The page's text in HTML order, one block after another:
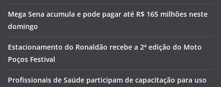
Mega Sena acumula e pode pagar até R$ 165 milhões neste
domingo
Estacionamento do Ronaldão recebe a 2ª edição do Moto
Poços Festival
Profissionais de Saúde participam de capacitação para uso